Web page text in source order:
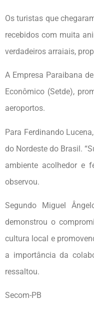
Os turistas que
recebidos com muita
verdadeiros arraiais,
A Empresa Paraibana
Econômico (Setde),
aeroportos.
Para Ferdinando
do Nordeste do Brasil.
ambiente acolhedor e
observou.
Segundo Miguel
demonstrou o
cultura local e
a importância da
ressaltou.
Secom-PB